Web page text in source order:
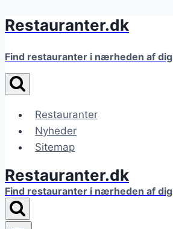
Fortsæt
indhold
Restauranter.dk
Find restauranter i nærheden af dig
Restauranter
Nyheder
Sitemap
Restauranter.dk
Find restauranter i nærheden af dig